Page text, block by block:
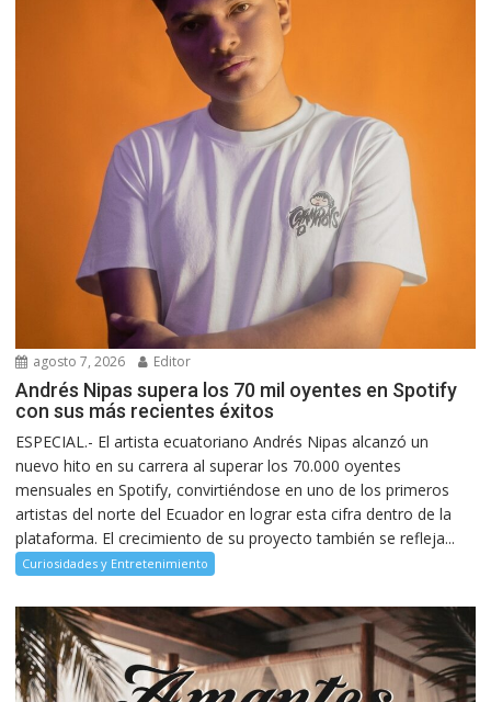
agosto 7, 2026 Editor
Andrés Nipas supera los 70 mil oyentes en Spotify
con sus más recientes éxitos
ESPECIAL.- El artista ecuatoriano Andrés Nipas alcanzó un
nuevo hito en su carrera al superar los 70.000 oyentes
mensuales en Spotify, convirtiéndose en uno de los primeros
artistas del norte del Ecuador en lograr esta cifra dentro de la
plataforma. El crecimiento de su proyecto también se refleja...
Curiosidades y Entretenimiento